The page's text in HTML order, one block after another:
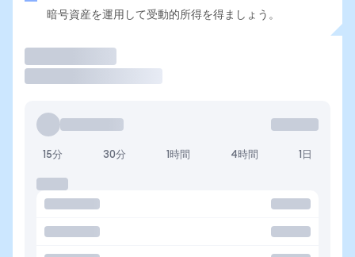
暗号資産を運用して受動的所得を得ましょう。
15分 30分 1時間 4時間 1日